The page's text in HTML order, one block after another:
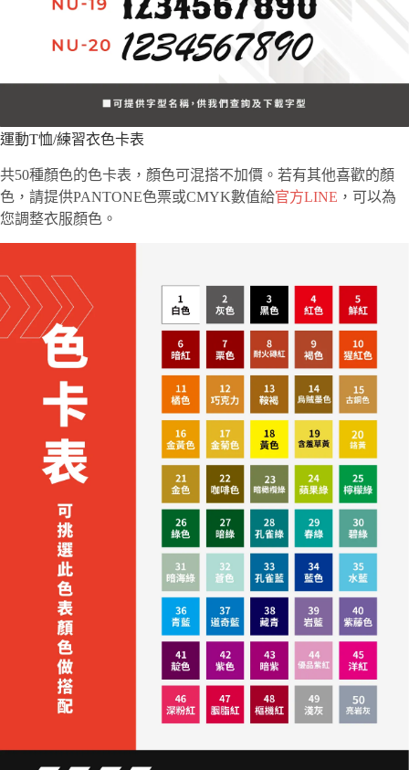
運動T恤/練習衣色卡表
共50種顏色的色卡表，顏色可混搭不加價。若有其他喜歡的顏
色，請提供PANTONE色票或CMYK數值給官方LINE ，可以為
您調整衣服顏色。